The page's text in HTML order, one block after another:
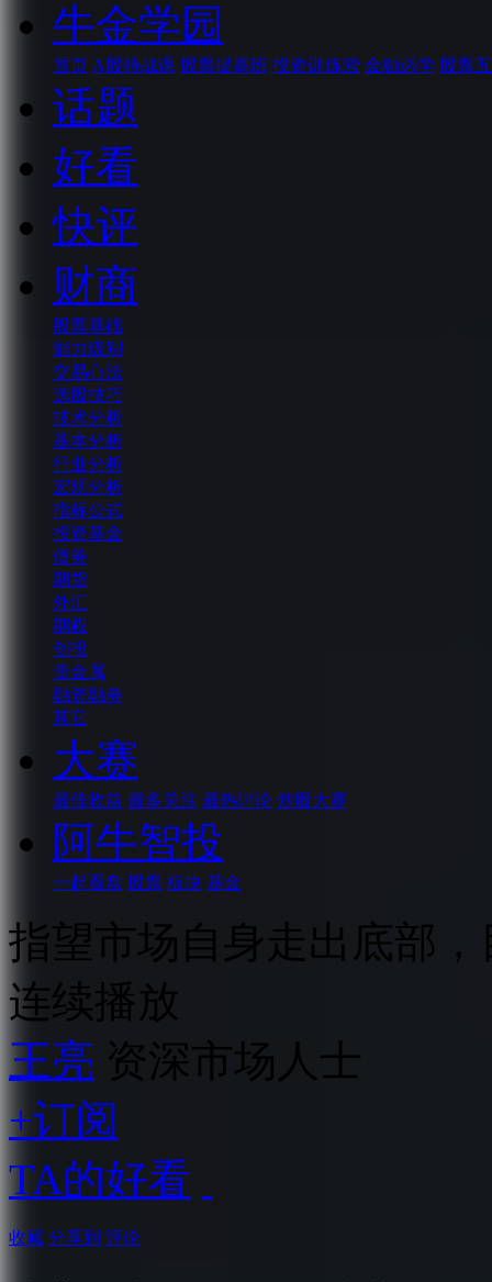
牛金学园
首页 A股特战课 股票提高班 投资训练营 金融必学 股票
话题
好看
快评
财商
股票基础
能力级别
交易心法
选股技巧
技术分析
基本分析
行业分析
宏观分析
指标公式
投资基金
债券
期货
外汇
期权
创投
贵金属
融资融券
其它
大赛
最佳收益 最多关注 最热讨论 炒股大赛
阿牛智投
一起看盘 股票 板块 基金
指望市场自身走出底部
连续播放
王亮 资深市场人士
+订阅
TA的好看
收藏 分享到 评论